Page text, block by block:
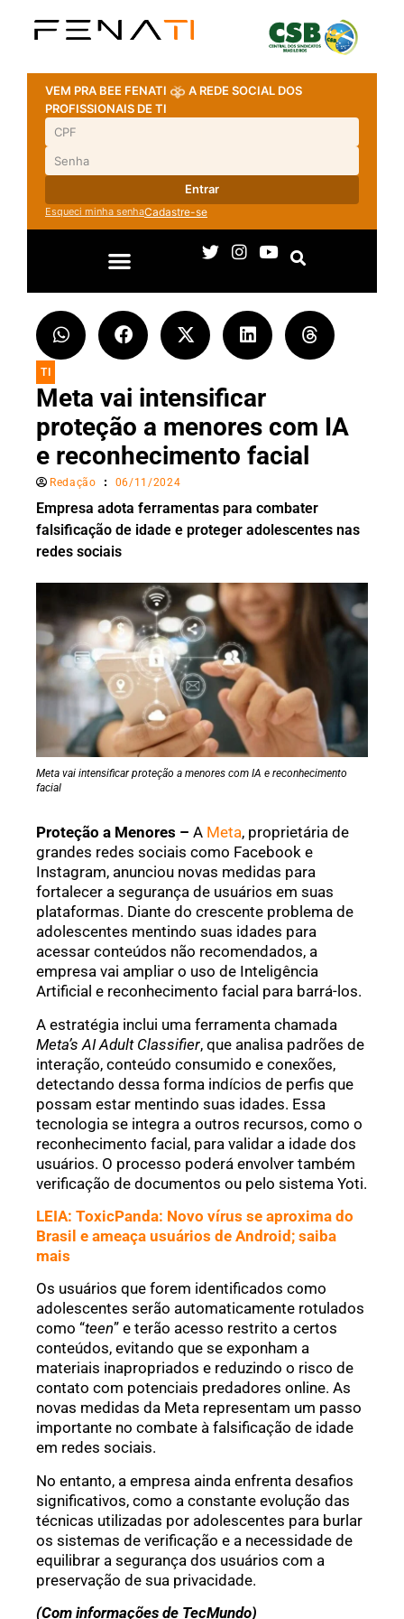
VEM PRA BEE FENATI
A REDE SOCIAL DOS
PROFISSIONAIS DE TI
Entrar
Esqueci minha senhaCadastre-se
TI
Meta vai intensificar
proteção a menores com IA
e reconhecimento facial
Redação 06/11/2024
Empresa adota ferramentas para combater
falsificação de idade e proteger adolescentes nas
redes sociais
Meta vai intensificar proteção a menores com IA e reconhecimento
facial
Proteção a Menores – A Meta, proprietária de
grandes redes sociais como Facebook e
Instagram, anunciou novas medidas para
fortalecer a segurança de usuários em suas
plataformas. Diante do crescente problema de
adolescentes mentindo suas idades para
acessar conteúdos não recomendados, a
empresa vai ampliar o uso de Inteligência
Artificial e reconhecimento facial para barrá-los.
A estratégia inclui uma ferramenta chamada
Meta’s AI Adult Classifier, que analisa padrões de
interação, conteúdo consumido e conexões,
detectando dessa forma indícios de perfis que
possam estar mentindo suas idades. Essa
tecnologia se integra a outros recursos, como o
reconhecimento facial, para validar a idade dos
usuários. O processo poderá envolver também
verificação de documentos ou pelo sistema Yoti.
LEIA: ToxicPanda: Novo vírus se aproxima do
Brasil e ameaça usuários de Android; saiba
mais
Os usuários que forem identificados como
adolescentes serão automaticamente rotulados
como “teen” e terão acesso restrito a certos
conteúdos, evitando que se exponham a
materiais inapropriados e reduzindo o risco de
contato com potenciais predadores online. As
novas medidas da Meta representam um passo
importante no combate à falsificação de idade
em redes sociais.
No entanto, a empresa ainda enfrenta desafios
significativos, como a constante evolução das
técnicas utilizadas por adolescentes para burlar
os sistemas de verificação e a necessidade de
equilibrar a segurança dos usuários com a
preservação de sua privacidade.
(Com informações de TecMundo)